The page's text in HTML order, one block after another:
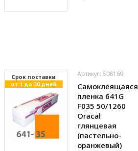
Cрок поставки
от 1 до 30 дней
Артикул: 508169
Самоклеящаяся
пленка 641G
F035 50/1260
Oracal
глянцевая
(пастельно-
оранжевый)